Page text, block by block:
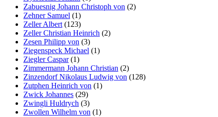
Zabuesnig Johann Christoph von (2)
Zehner Samuel (1)
Zeller Albert (123)
Zeller Christian Heinrich (2)
Zesen Philipp von (3)
Ziegenspeck Michael (1)
Ziegler Caspar(1)
Zimmermann Johann Christian (2)
Zinzendorf Nikolaus Ludwig von (128)
Zutphen Heinrich von (1)
Zwick Johannes (29)
Zwingli Huldrych (3)
Zwollen Wilhelm von (1)